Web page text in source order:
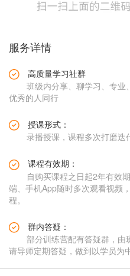
服务详情
高质量学习社群
班级内分享、聊学习、专
优秀的人同行
授课形式：
录播授课，课程多次打磨迭
课程有效期：
自购买课程之日起2年有效
端、手机App随时多次观看视频
程。
群内答疑：
部分训练营配有答疑群，由
请导师定期答疑，做到以学员为